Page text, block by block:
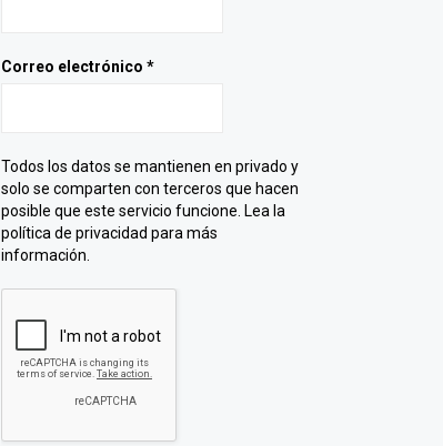
Correo electrónico *
Todos los datos se mantienen en privado y
solo se comparten con terceros que hacen
posible que este servicio funcione. Lea la
política de privacidad para más
información.